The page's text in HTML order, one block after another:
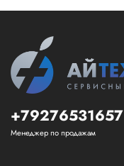
+79276531657
Менеджер по продажам